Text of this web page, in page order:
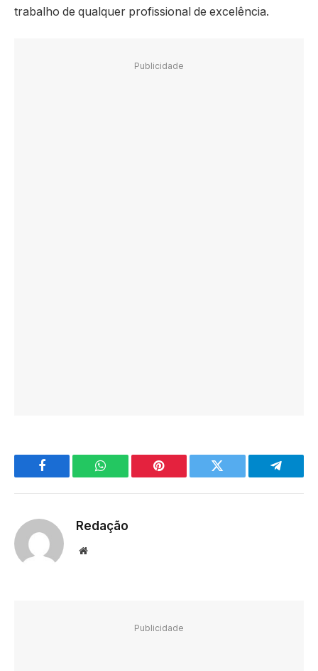
trabalho de qualquer profissional de excelência.
Publicidade
Facebook WhatsApp Pinterest Twitter
Redação
Website
Publicidade